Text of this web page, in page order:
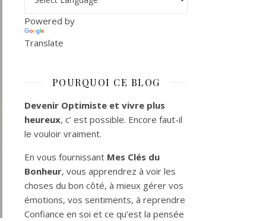
Powered by
Translate
POURQUOI CE BLOG
Devenir Optimiste et vivre plus
heureux, c’ est possible. Encore faut-il
le vouloir vraiment.
En vous fournissant Mes Clés du
Bonheur, vous apprendrez à voir les
choses du bon côté, à mieux gérer vos
émotions, vos sentiments, à reprendre
Confiance en soi et ce qu’est la pensée